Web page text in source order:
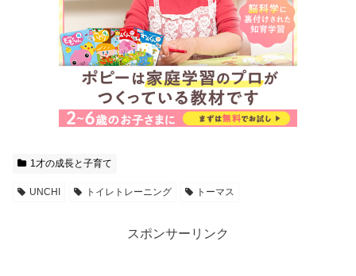
1才の成長と子育て
UNCHI トイレトレーニング トーマス
スポンサーリンク